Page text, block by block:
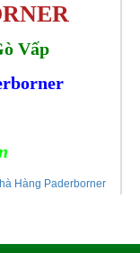
Vấp
Hàng Paderborner